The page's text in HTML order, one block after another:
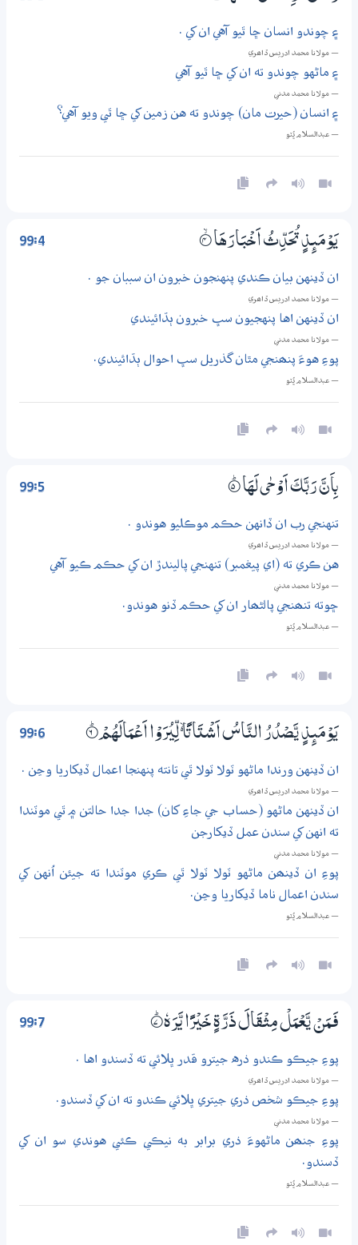
۽ چوندو انسان ڇا ٿيو آهي ان کي .
— مولانا محمد ادريس ڏاھري
۽ ماڻهو چوندو ته ان کي ڇا ٿيو آهي
— مولانا محمد مدني
۽ انسان (حيرت مان) چوندو ته هن زمين کي ڇا ٿي ويو آهي؟
— عبدالسلام ڀُٽو
99:4 يَوْمَىِٕذٍ تُحَدِّثُ اَخْبَارَهَا 4‏۝ۙ
ان ڏينهن بيان ڪندي پنهنجون خبرون ان سببان جو .
— مولانا محمد ادريس ڏاھري
ان ڏينهن اها پنهجيون سڀ خبرون ٻڌائيندي
— مولانا محمد مدني
پوءِ هوءَ پنھنجي مٿان گذريل سڀ احوال ٻڌائيندي.
— عبدالسلام ڀُٽو
99:5 بِاَنَّ رَبَّكَ اَوْحٰى لَهَا 5‏۝ۭ
تنهنجي رب ان ڏانهن حڪم موڪليو هوندو .
— مولانا محمد ادريس ڏاھري
هن ڪري ته (اي پيغمبر) تنهنجي پاليندڙ ان کي حڪم ڪيو آهي
— مولانا محمد مدني
ڇوته تنھنجي پالڻھار ان کي حڪم ڏنو هوندو.
— عبدالسلام ڀُٽو
99:6 يَوْمَىِٕذٍ يَّصْدُرُ النَّاسُ اَشْتَاتًا ڏ لِّيُرَوْا اَعْـمَالَهُمْ 6‏۝ۭ
ان ڏينهن ورندا ماڻهو ٽولا ٽولا ٿي تانته پنهنجا اعمال ڏيکاريا وڃن .
— مولانا محمد ادريس ڏاھري
ان ڏينهن ماڻهو (حساب جي جاءِ کان) جدا جدا حالتن ۾ ٿي موٽندا
ته انهن کي سندن عمل ڏيکارجن
— مولانا محمد مدني
پوءِ ان ڏينھن ماڻهو ٽولا ٽولا ٿي ڪري موٽندا ته جيئن اُنهن کي
سندن اعمال ناما ڏيکاريا وڃن.
— عبدالسلام ڀُٽو
99:7 فَـمَنْ يَّعْمَلْ مِثْقَالَ ذَرَّةٍ خَيْرًا يَّرَهٗ 7‏۝ۭ
پوءِ جيڪو ڪندو ذره جيترو قدر ڀلائي ته ڏسندو اها .
— مولانا محمد ادريس ڏاھري
پوءِ جيڪو شخص ذري جيتري ڀلائي ڪندو ته ان کي ڏسندو.
— مولانا محمد مدني
پوءِ جنھن ماڻهوءَ ذري برابر به نيڪي ڪئي هوندي سو ان کي
ڏسندو.
— عبدالسلام ڀُٽو